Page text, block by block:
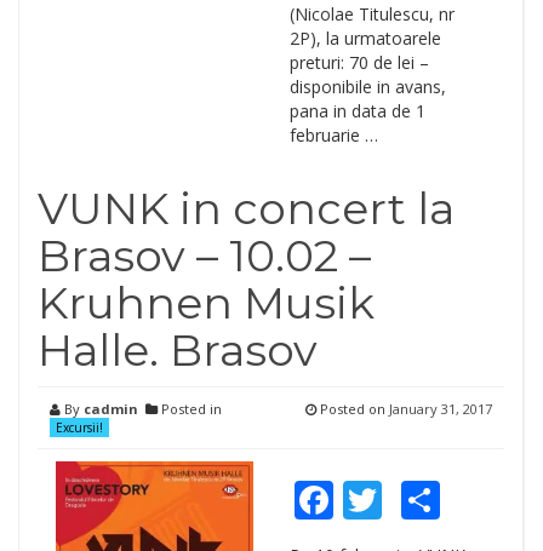
(Nicolae Titulescu, nr
2P), la urmatoarele
preturi: 70 de lei –
disponibile in avans,
pana in data de 1
februarie …
VUNK in concert la
Brasov – 10.02 –
Kruhnen Musik
Halle. Brasov
By cadmin Posted in
Excursii!
Posted on January 31, 2017
Facebook
TwitterShare